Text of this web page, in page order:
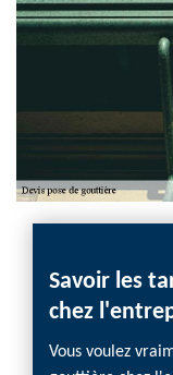
Savoir les
chez
Vous voulez